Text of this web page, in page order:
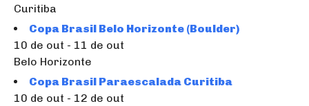
Curitiba
Copa Brasil Belo Horizonte (Boulder)
10 de out - 11 de out
Belo Horizonte
Copa Brasil Paraescalada Curitiba
10 de out - 12 de out